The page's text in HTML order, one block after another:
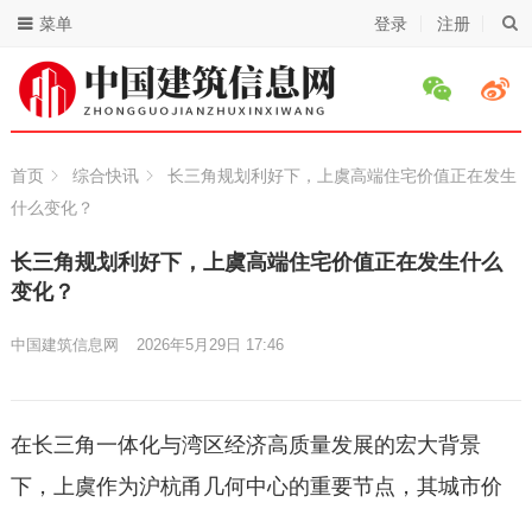
登录 注册
菜单
首页 综合快讯
长三角规划利好下，上虞高端住宅价值正在发生
什么变化？
长三角规划利好下，上虞高端住宅价值正在发生什么
变化？
中国建筑信息网 2026年5月29日 17:46
在长三角一体化与湾区经济高质量发展的宏大背景
下，上虞作为沪杭甬几何中心的重要节点，其城市价